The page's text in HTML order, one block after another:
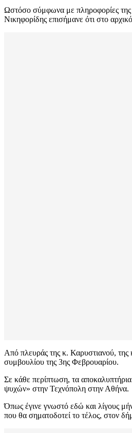
Ωστόσο σύμφωνα με πληροφορίες της
Νικηφορίδης επισήμανε ότι στο
Από πλευράς της κ. Καρυστιανού, της
συμβουλίου της 3ης Φεβρουαρίου.
Σε κάθε περίπτωση, τα
ψυχών» στην Τεχνόπολη στην Αθήνα.
Όπως έγινε γνωστό εδώ και λίγους
που θα σηματοδοτεί το τέλος, στον